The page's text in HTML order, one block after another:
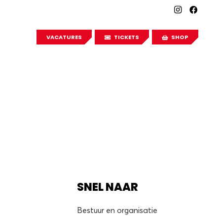
VACATURES TICKETS SHOP
SNEL NAAR
Bestuur en organisatie